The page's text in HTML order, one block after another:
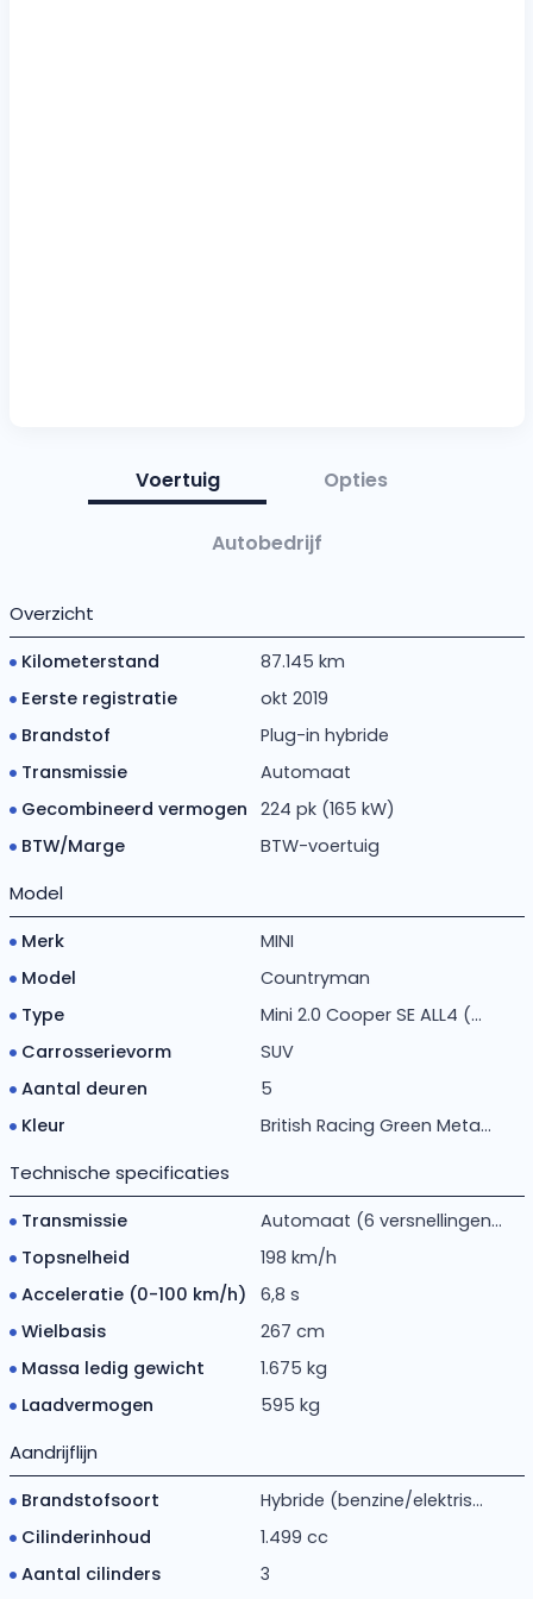
Voertuig Opties
Autobedrijf
Overzicht
Kilometerstand
87.145 km
Eerste registratie
okt 2019
Brandstof
Plug-in hybride
Transmissie
Automaat
Gecombineerd vermogen
224 pk (165 kW)
BTW/Marge
BTW-voertuig
Model
Merk
MINI
Model
Countryman
Type
Mini 2.0 Cooper SE ALL4 (...
Carrosserievorm
SUV
Aantal deuren
5
Kleur
British Racing Green Meta...
Technische specificaties
Transmissie
Automaat (6 versnellingen...
Topsnelheid
198 km/h
Acceleratie (0-100 km/h)
6,8 s
Wielbasis
267 cm
Massa ledig gewicht
1.675 kg
Laadvermogen
595 kg
Aandrijflijn
Brandstofsoort
Hybride (benzine/elektris...
Cilinderinhoud
1.499 cc
Aantal cilinders
3